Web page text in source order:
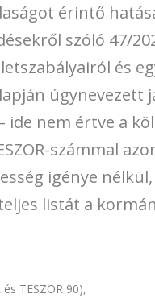
érintő
szóló 47/
és
úgynevezett
ide nem értve a
számmal
igénye
listát a
TESZOR 90),